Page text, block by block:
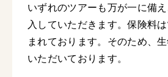
いずれのツアーも万が一に備
入していただきます。保険料
まれております。そのため、
いただいております。